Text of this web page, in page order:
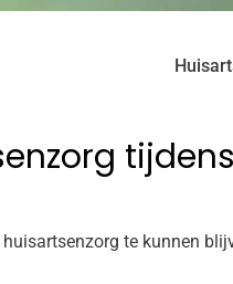
te kunnen